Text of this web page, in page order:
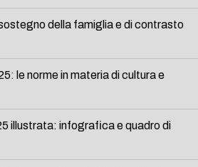
della famiglia e di contrasto
le norme in materia di cultura e
illustrata: infografica e quadro di